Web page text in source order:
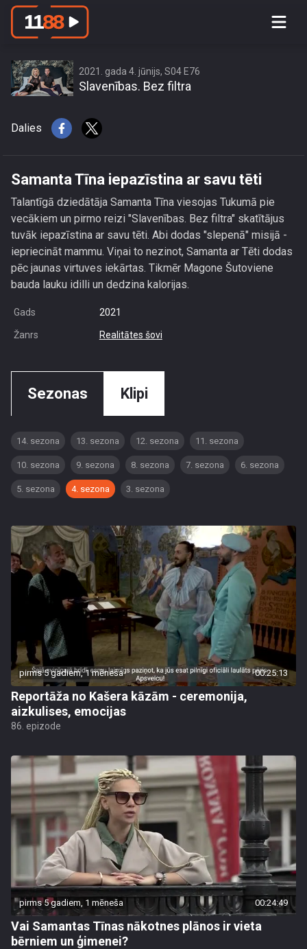
2021. gada 4. jūnijs, S04 E76
Slavenības. Bez filtra
Dalies
Samanta Tīna iepazīstina ar savu tēti
Talantīgā dziedātāja Samanta Tīna viesojas Tukumā pie
vecākiem un pirmo reizi "Slavenības. Bez filtra" skatītājus
tuvāk iepazīstina ar savu tēti. Abi dodas "slepenā" misijā -
iepriecināt mammu. Viņai to nezinot, Samanta ar Tēti dodas
pēc jaunas virtuves iekārtas. Tikmēr Magone Šutoviene
bauda lauku idilli un dedzina kalorijas.
Gads 2021
Žanrs Realitātes šovi
Sezonas Klipi
14. sezona 13. sezona 12. sezona 11. sezona
10. sezona 9. sezona 8. sezona 7. sezona 6. sezona
5. sezona 4. sezona 3. sezona
pirms 5 gadiem, 1 mēneša 00:25:13
Reportāža no Kašera kāzām - ceremonija,
aizkulises, emocijas
86. epizode
pirms 5 gadiem, 1 mēneša 00:24:49
Vai Samantas Tīnas nākotnes plānos ir vieta
bērniem un ģimenei?